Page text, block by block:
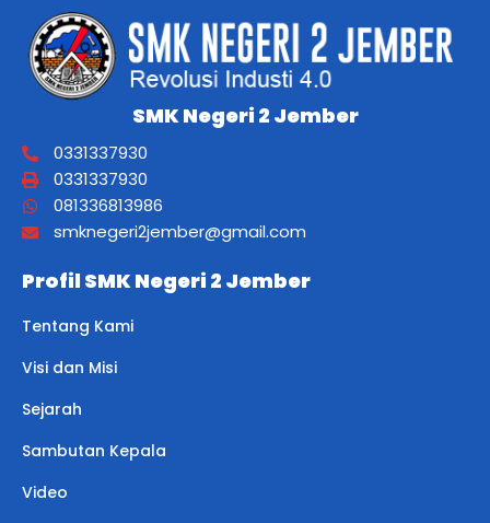
SMK Negeri 2 Jember
0331337930
0331337930
081336813986
smknegeri2jember@gmail.com
Profil SMK Negeri 2 Jember
Tentang Kami
Visi dan Misi
Sejarah
Sambutan Kepala
Video